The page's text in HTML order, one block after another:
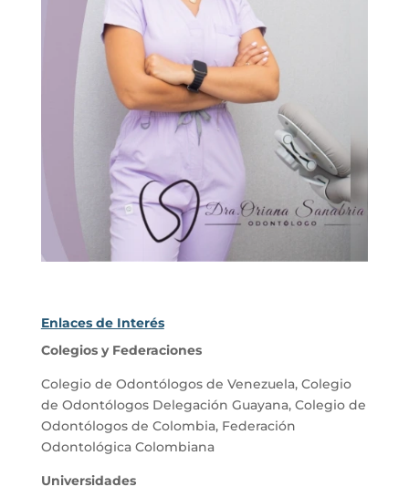
Enlaces de Interés
Colegios y Federaciones
Colegio de Odontólogos de Venezuela, Colegio
de Odontólogos Delegación Guayana, Colegio de
Odontólogos de Colombia, Federación
Odontológica Colombiana
Universidades